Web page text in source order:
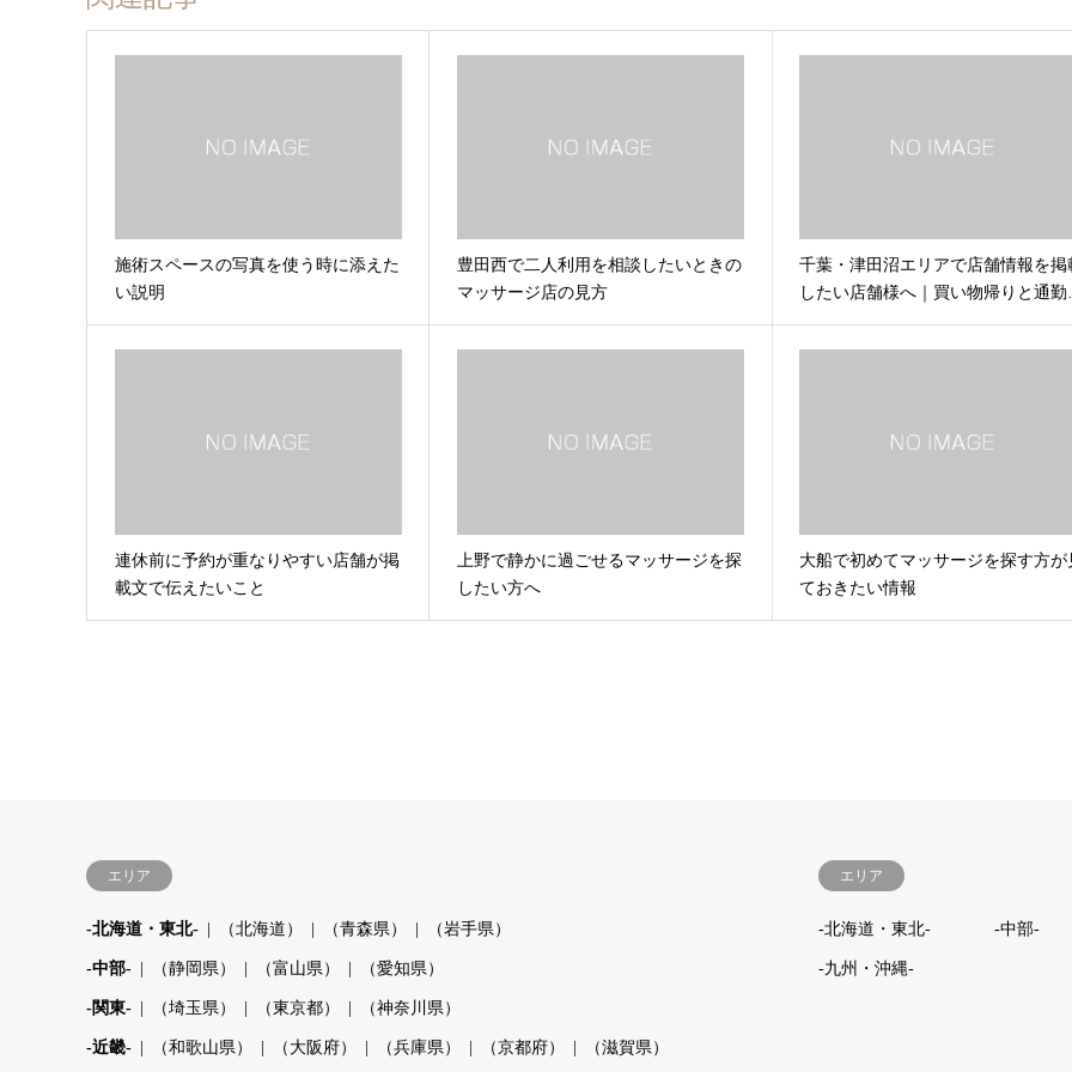
施術スペースの写真を使う時に添えた
い説明
豊田西で二人利用を相談したいときの
マッサージ店の見方
千葉・津田沼エリアで店舗情報を掲
したい店舗様へ｜買い物帰りと通
連休前に予約が重なりやすい店舗が掲
載文で伝えたいこと
上野で静かに過ごせるマッサージを探
したい方へ
大船で初めてマッサージを探す方が
ておきたい情報
エリア
-北海道・東北- （北海道） （青森県） （岩手県）
-中部- （静岡県） （富山県） （愛知県）
-関東- （埼玉県） （東京都） （神奈川県）
-近畿- （和歌山県） （大阪府） （兵庫県） （京都府） （滋賀県）
エリア
-北海道・東北- -中部-
-九州・沖縄-